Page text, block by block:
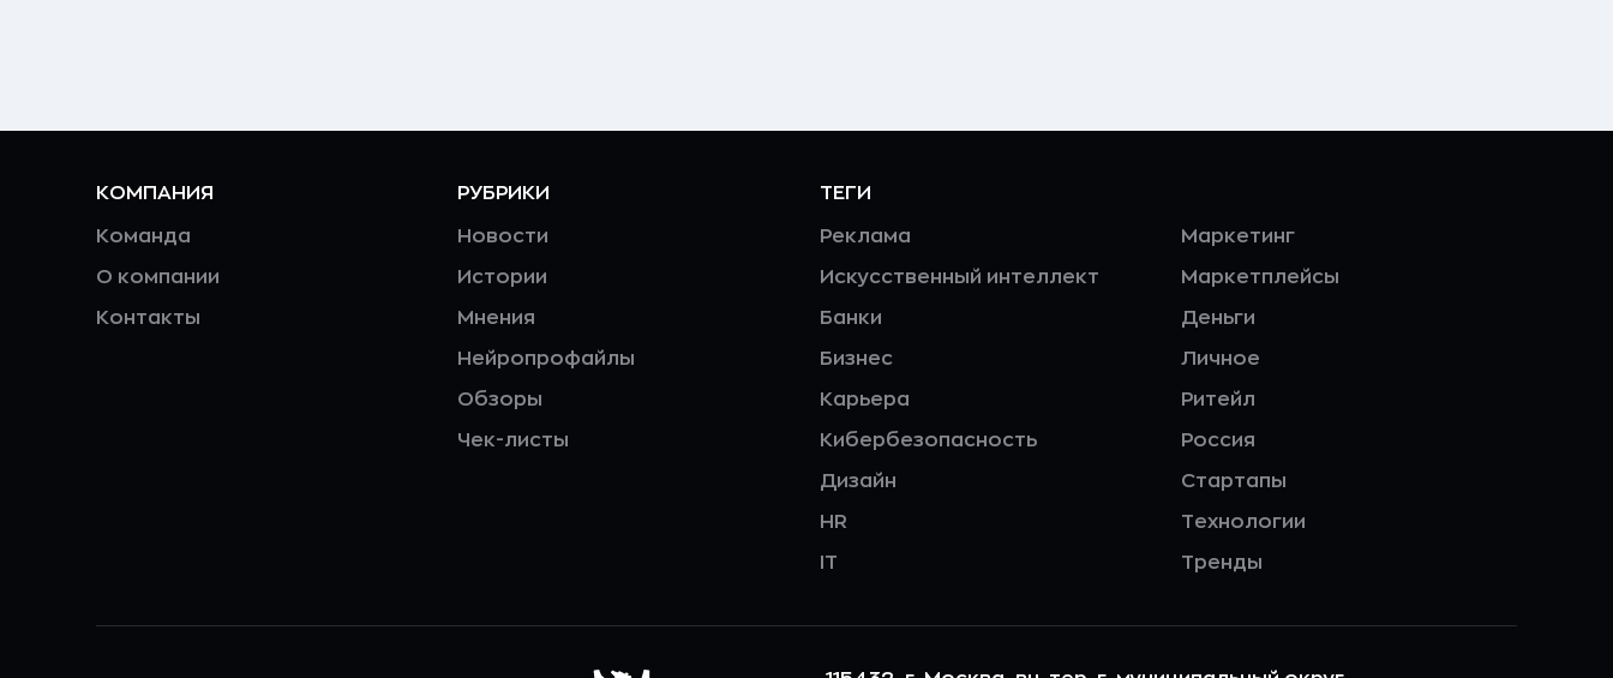
КОМПАНИЯ
Команда
О компании
Контакты
РУБРИКИ
Новости
Истории
Мнения
Нейропрофайлы
Обзоры
Чек-листы
ТЕГИ
Реклама
Искусственный интеллект
Банки
Бизнес
Карьера
Кибербезопасность
Дизайн
HR
IT
Маркетинг
Маркетплейсы
Деньги
Личное
Ритейл
Россия
Стартапы
Технологии
Тренды